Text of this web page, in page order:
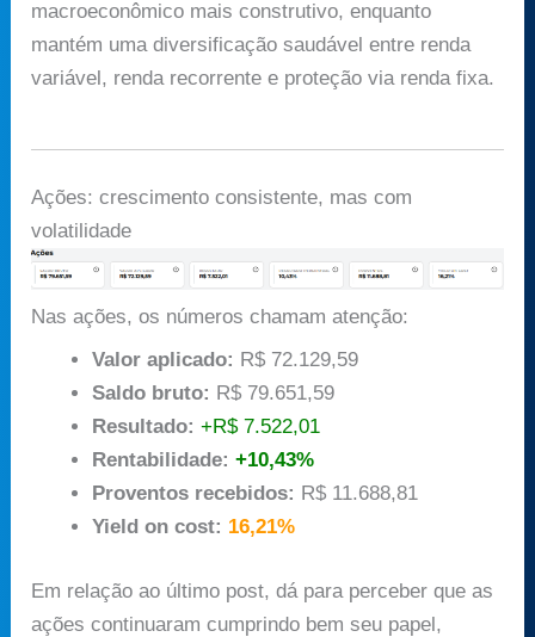
macroeconômico mais construtivo, enquanto
mantém uma diversificação saudável entre renda
variável, renda recorrente e proteção via renda fixa.
Ações: crescimento consistente, mas com
volatilidade
Nas ações, os números chamam atenção:
Valor aplicado: R$ 72.129,59
Saldo bruto: R$ 79.651,59
Resultado: +R$ 7.522,01
Rentabilidade:+10,43%
Proventos recebidos: R$ 11.688,81
Yield on cost: 16,21%
Em relação ao último post, dá para perceber que as
ações continuaram cumprindo bem seu papel,